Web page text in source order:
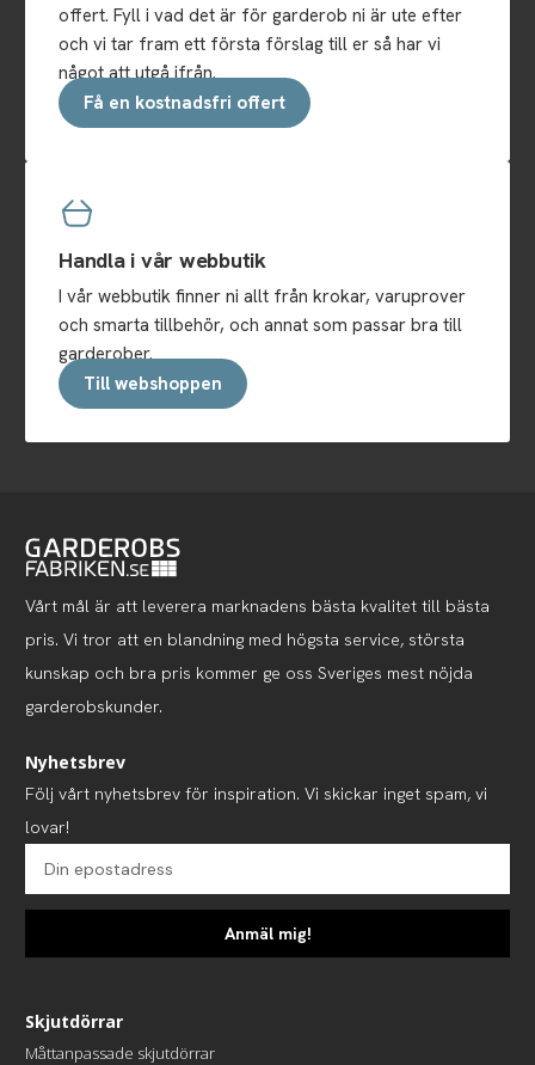
offert. Fyll i vad det är för garderob ni är ute efter
och vi tar fram ett första förslag till er så har vi
något att utgå ifrån.
Få en kostnadsfri offert
Handla i vår webbutik
I vår webbutik finner ni allt från krokar, varuprover
och smarta tillbehör, och annat som passar bra till
garderober.
Till webshoppen
Vårt mål är att leverera marknadens bästa kvalitet till bästa
pris. Vi tror att en blandning med högsta service, största
kunskap och bra pris kommer ge oss Sveriges mest nöjda
garderobskunder.
Nyhetsbrev
Följ vårt nyhetsbrev för inspiration. Vi skickar inget spam, vi
lovar!
Anmäl mig!
Skjutdörrar
Måttanpassade skjutdörrar